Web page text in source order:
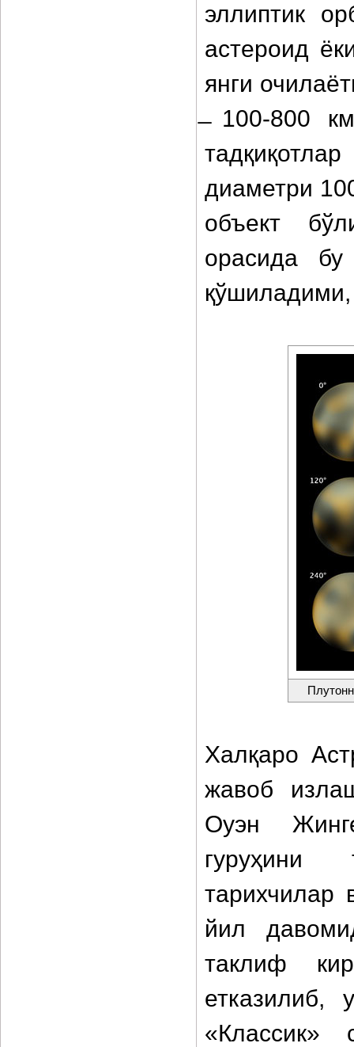
эллиптик
астероид
янги
100-800
диаметри
объект
орасида
қўшиладими,
Халқаро
жавоб
Оуэн
гуруҳини
тарихчилар
йил
таклиф
етказилиб,
«Классик»